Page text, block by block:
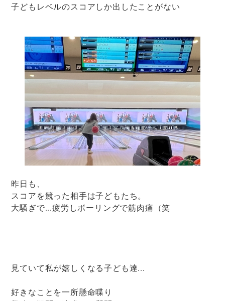
子どもレベルのスコアしか出したことがない
昨日も、
スコアを競った相手は子どもたち。
大騒ぎで...疲労しボーリングで筋肉痛（笑
見ていて私が嬉しくなる子ども達...
好きなことを一所懸命喋り